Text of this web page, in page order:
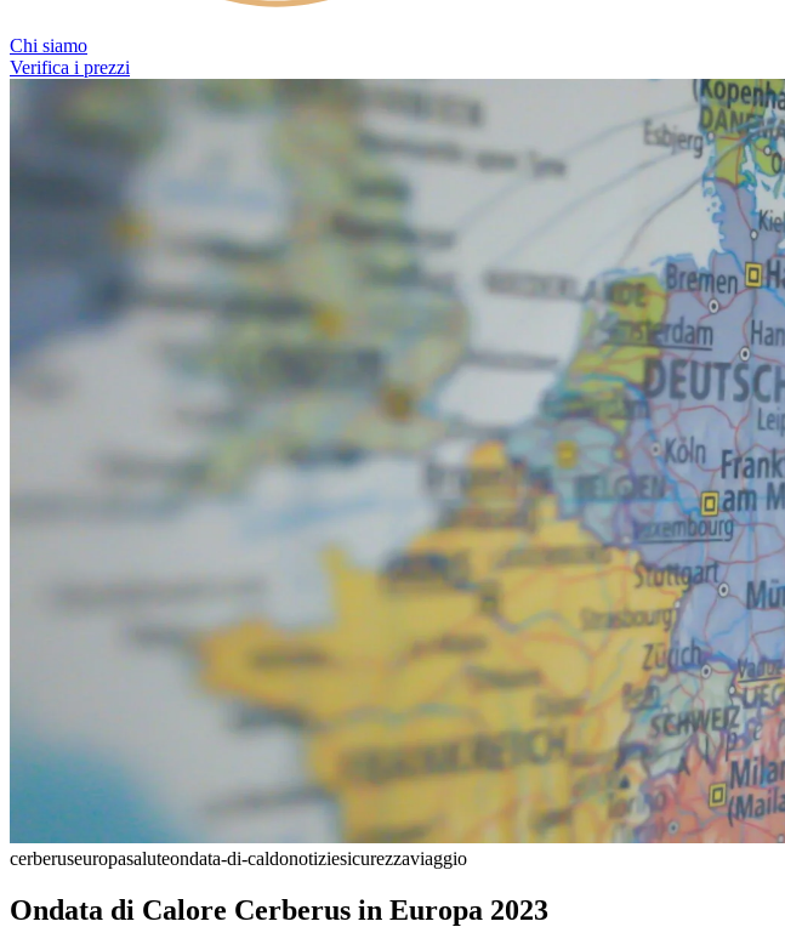
Chi siamo
Verifica i prezzi
cerberuseuropasaluteondata-di-caldonotiziesicurezzaviaggio
Ondata di Calore Cerberus in Europa 2023